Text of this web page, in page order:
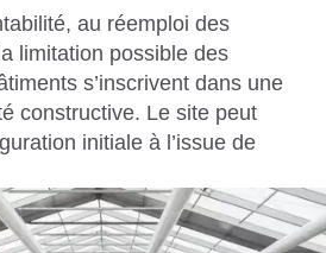
au réemploi des
limitation possible des
s’inscrivent dans une
constructive. Le site peut
initiale à l’issue de